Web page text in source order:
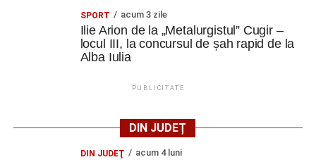
SPORT acum 3 zile
Ilie Arion de la „Metalurgistul” Cugir –
locul III, la concursul de șah rapid de la
Alba Iulia
PUBLICITATE
DIN JUDEȚ
DIN JUDEŢ acum 4 luni